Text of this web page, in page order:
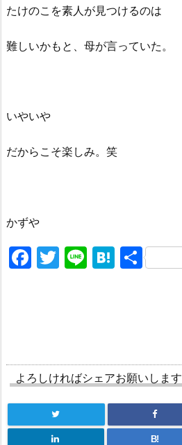
たけのこを素人が見つけるのは
難しいかもと、母が言っていた。
いやいや
だからこそ楽しみ。笑
かずや
F
o
o
T
Li H 共
よろしければシェアお願いします
B!